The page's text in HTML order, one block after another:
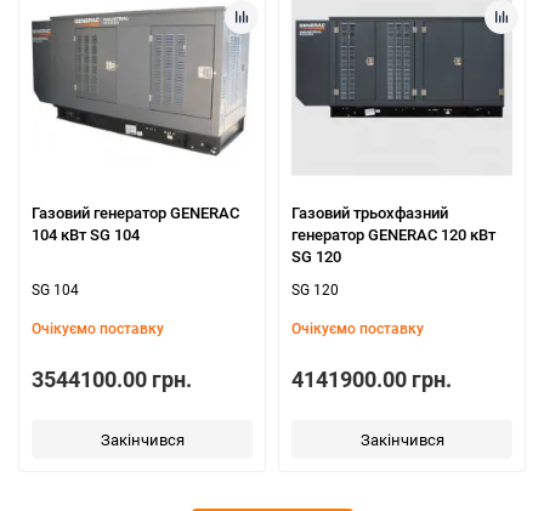
Газовий генератор GENERAC
104 кВт SG 104
SG 104
Очікуємо поставку
3544100.00 грн.
Закінчився
Газовий трьохфазний
генератор GENERAC 120 кВт
SG 120
SG 120
Очікуємо поставку
4141900.00 грн.
Закінчився